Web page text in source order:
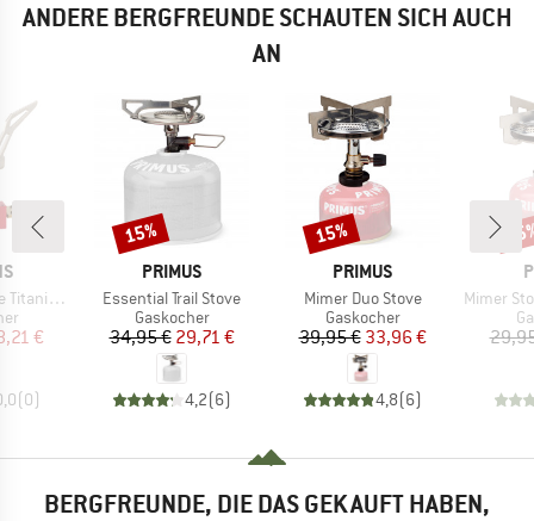
ANDERE BERGFREUNDE SCHAUTEN SICH AUCH
AN
Preis
€
(0)
MARKE
PRIMUS
Artikel
Essential Trail Stove
Produktgruppe
Gaskocher
Preis
34,95 €reduzierter Preis
29,71 €
4,2(6)
Rabatt
15%
MARKE
PRIMUS
Artikel
Mimer Duo Stove
Produktgruppe
Gaskocher
Preis
39,95 €reduzierter Preis
33,96 €
4,8(6)
Rabatt
15%
Artikel
Mimer
BERGFREUNDE, DIE DAS GEKAUFT HABEN,